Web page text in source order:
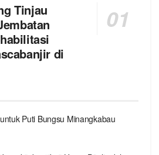
Tinjau
di
Puti Bungsu Minangkabau